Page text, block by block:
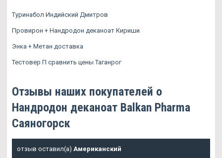
Туринабол Индийский Дмитров
Провирон + Нандродон деканоат Кириши
Энка + Метан доставка
Тестовер П сравнить цены Таганрог
Отзывы наших покупателей о
Нандродон деканоат Balkan Pharma
Саяногорск
отзыв оставил(а) Американский